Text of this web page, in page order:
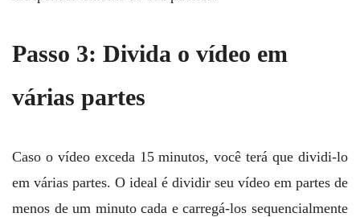
Passo 3: Divida o vídeo em
várias partes
Caso o vídeo exceda 15 minutos, você terá que dividi-lo
em várias partes. O ideal é dividir seu vídeo em partes de
menos de um minuto cada e carregá-los sequencialmente